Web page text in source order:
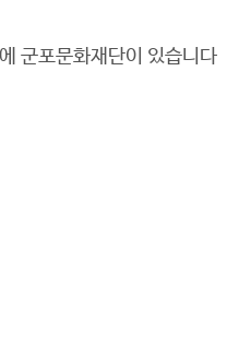
군포문화재단이 있습니다